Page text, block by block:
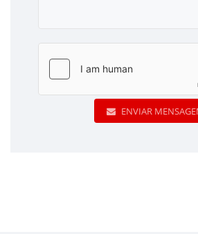
ENVIAR